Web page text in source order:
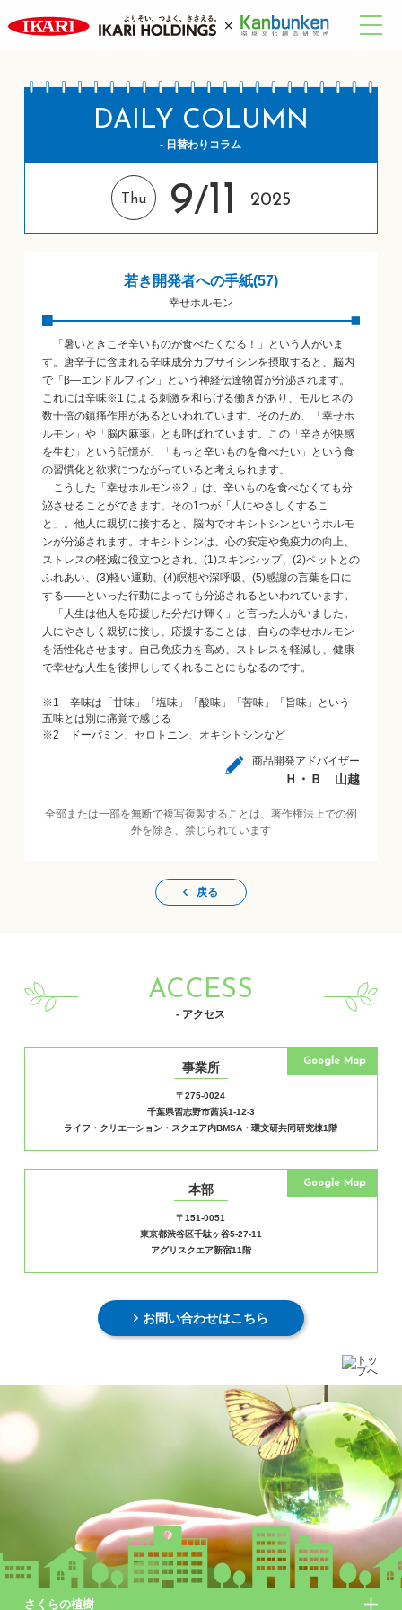
DAILY COLUMN
- 日替わりコラム
Thu 9/11 2025
若き開発者への手紙(57)
幸せホルモン
「暑いときこそ辛いものが食べたくなる！」という人がいま
す。唐辛子に含まれる辛味成分カプサイシンを摂取すると、脳内
で「β―エンドルフィン」という神経伝達物質が分泌されます。
これには辛味※1 による刺激を和らげる働きがあり、モルヒネの
数十倍の鎮痛作用があるといわれています。そのため、「幸せホ
ルモン」や「脳内麻薬」とも呼ばれています。この「辛さが快感
を生む」という記憶が、「もっと辛いものを食べたい」という食
の習慣化と欲求につながっていると考えられます。
こうした「幸せホルモン※2 」は、辛いものを食べなくても分
泌させることができます。その1つが「人にやさしくするこ
と」。他人に親切に接すると、脳内でオキシトシンというホルモ
ンが分泌されます。オキシトシンは、心の安定や免疫力の向上、
ストレスの軽減に役立つとされ、(1)スキンシップ、(2)ペットとの
ふれあい、(3)軽い運動、(4)瞑想や深呼吸、(5)感謝の言葉を口に
する——といった行動によっても分泌されるといわれています。
「人生は他人を応援した分だけ輝く」と言った人がいました。
人にやさしく親切に接し、応援することは、自らの幸せホルモン
を活性化させます。自己免疫力を高め、ストレスを軽減し、健康
で幸せな人生を後押ししてくれることにもなるのです。
※1 辛味は「甘味」「塩味」「酸味」「苦味」「旨味」という
五味とは別に痛覚で感じる
※2 ドーパミン、セロトニン、オキシトシンなど
商品開発アドバイザー
Ｈ・Ｂ 山越
全部または一部を無断で複写複製することは、著作権法上での例
外を除き、禁じられています
戻る
ACCESS
- アクセス
事業所
〒275-0024
千葉県習志野市茜浜1-12-3
ライフ・クリエーション・スクエア内BMSA・環文研共同研究棟1階
Google Map
本部
〒151-0051
東京都渋谷区千駄ヶ谷5-27-11
アグリスクエア新宿11階
Google Map
お問い合わせはこちら
さくらの植樹